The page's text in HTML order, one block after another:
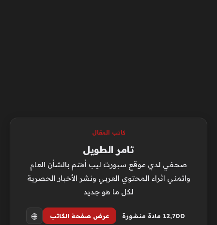
كاتب المقال
تامر الطويل
صحفي لدي موقع سبورت ليب أهتم بالشأن العام
واتمني اثراء المحتوي العربي ونشر الأخبار الحصرية
لكل ما هو جديد
12٬700 مادة منشورة عرض صفحة الكاتب